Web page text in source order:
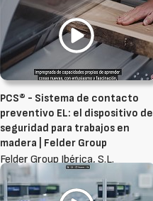
PCS® - Sistema de contacto
preventivo EL: el dispositivo de
seguridad para trabajos en
madera | Felder Group
Felder Group Ibérica, S.L.